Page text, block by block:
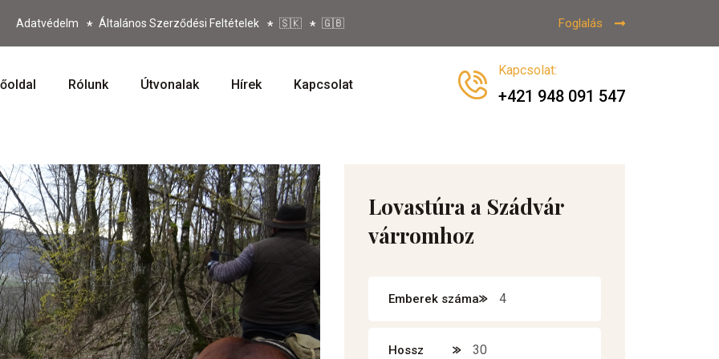
Adatvédelm Általános Szerződési Feltételek 🇸🇰 🇬🇧 Foglalás
Rólunk Útvonalak Hírek Kapcsolat
Kapcsolat:
+421 948 091 547
Lovastúra a Szádvár
várromhoz
Emberek száma 4
Hossz 30